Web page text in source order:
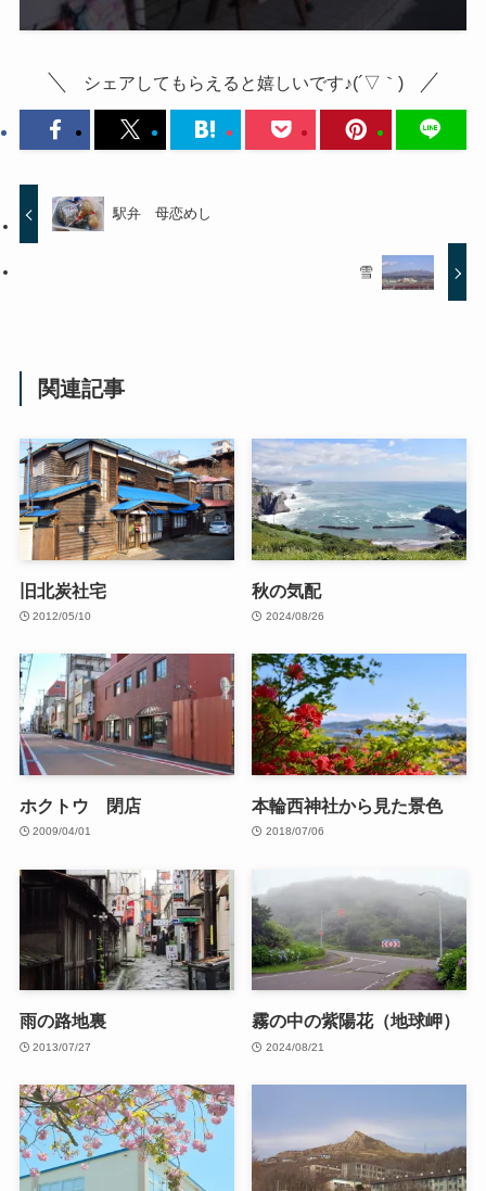
シェアしてもらえると嬉しいです♪(´▽｀)
駅弁 母恋めし
雪
関連記事
旧北炭社宅
2012/05/10
秋の気配
2024/08/26
ホクトウ 閉店
2009/04/01
本輪西神社から見た景色
2018/07/06
雨の路地裏
2013/07/27
霧の中の紫陽花（地球岬）
2024/08/21